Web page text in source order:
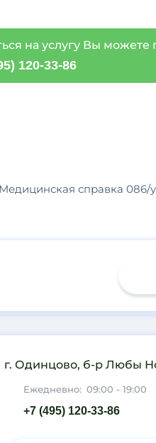
на услугу Вы можете
120-33-86
справка 086/
г. Одинцово, б-р Любы
Ежедневно: 09:00 - 19:00
+7 (495) 120-33-86